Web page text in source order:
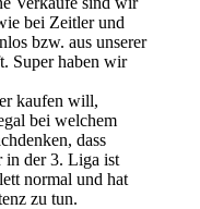
bei Zeitler und
bzw. aus unserer
Super haben wir
kaufen will,
bei welchem
dass
in der 3. Liga ist
normal und hat
zu tun.